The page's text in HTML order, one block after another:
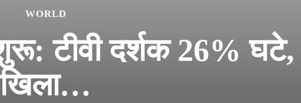
WORLD
टीवी दर्शक 26% घटे,
खिला…